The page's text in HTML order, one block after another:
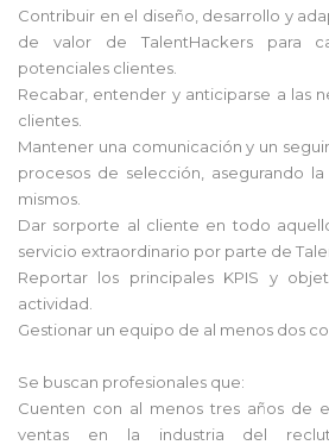
Contribuir en el diseño, desarrollo y
de valor de TalentHackers para
potenciales clientes.
Recabar, entender y anticiparse a las
clientes.
Mantener una comunicación y un
procesos de selección, asegurando
mismos.
Dar sorporte al cliente en todo
servicio extraordinario por parte de
Reportar los principales KPIS y
actividad.
Gestionar un equipo de al menos dos
Se buscan profesionales que:
Cuenten con al menos tres años de
ventas en la industria del